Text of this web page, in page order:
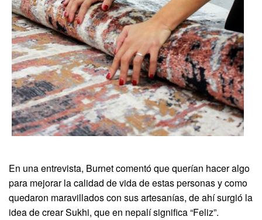
En una entrevista, Burnet comentó que querían hacer algo
para mejorar la calidad de vida de estas personas y como
quedaron maravillados con sus artesanías, de ahí surgió la
idea de crear Sukhi, que en nepalí significa “Feliz”.